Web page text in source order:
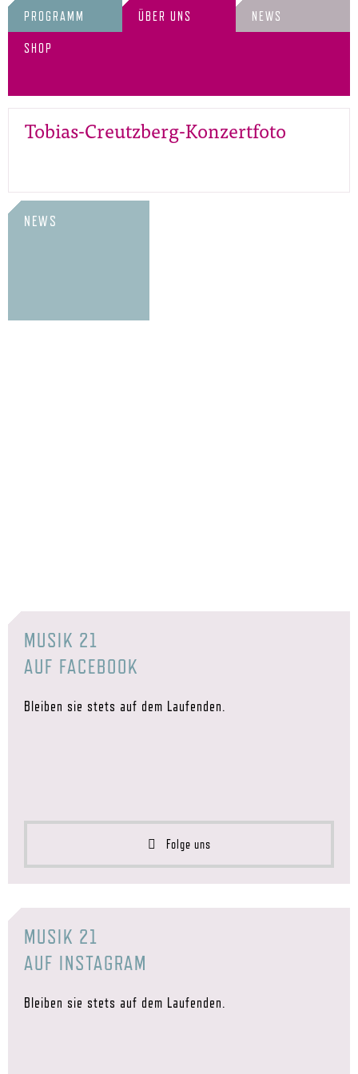
PROGRAMM ÜBER UNS NEWS
SHOP
Tobias-Creutzberg-Konzertfoto
NEWS
MUSIK 21
AUF FACEBOOK
Bleiben sie stets auf dem Laufenden.
Folge uns
MUSIK 21
AUF INSTAGRAM
Bleiben sie stets auf dem Laufenden.